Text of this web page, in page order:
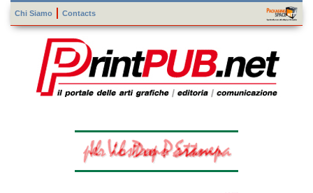
Chi Siamo Contacts